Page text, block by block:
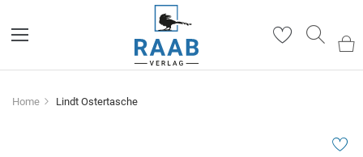
Home Lindt Ostertasche